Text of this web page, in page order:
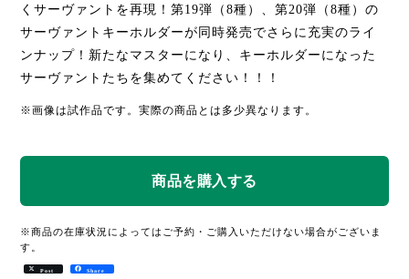
くサーヴァントを再現！第19弾（8種）、第20弾（8種）の
サーヴァントキーホルダーが同時発売でさらに充実のライ
ンナップ！新たなマスターになり、キーホルダーになった
サーヴァントたちを集めてください！！！
※画像は試作品です。実際の商品とは多少異なります。
※商品の在庫状況によってはご予約・ご購入いただけない場合がございま
す。
Post Share